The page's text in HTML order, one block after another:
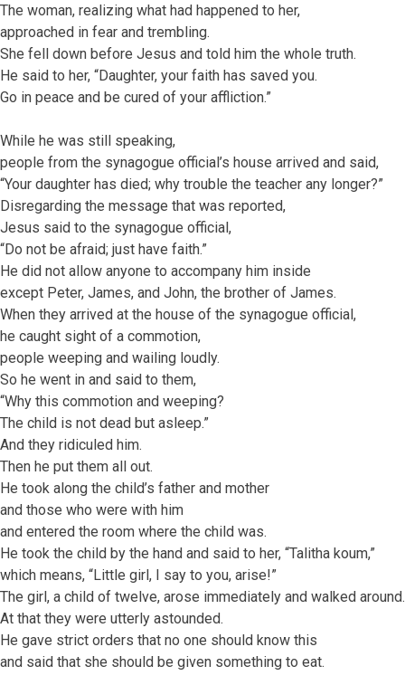
The woman, realizing what had happened to her,
approached in fear and trembling.
She fell down before Jesus and told him the whole truth.
He said to her, “Daughter, your faith has saved you.
Go in peace and be cured of your affliction.”
While he was still speaking,
people from the synagogue official’s house arrived and said,
“Your daughter has died; why trouble the teacher any longer?”
Disregarding the message that was reported,
Jesus said to the synagogue official,
“Do not be afraid; just have faith.”
He did not allow anyone to accompany him inside
except Peter, James, and John, the brother of James.
When they arrived at the house of the synagogue official,
he caught sight of a commotion,
people weeping and wailing loudly.
So he went in and said to them,
“Why this commotion and weeping?
The child is not dead but asleep.”
And they ridiculed him.
Then he put them all out.
He took along the child’s father and mother
and those who were with him
and entered the room where the child was.
He took the child by the hand and said to her, “Talitha koum,”
which means, “Little girl, I say to you, arise!”
The girl, a child of twelve, arose immediately and walked around.
At that they were utterly astounded.
He gave strict orders that no one should know this
and said that she should be given something to eat.